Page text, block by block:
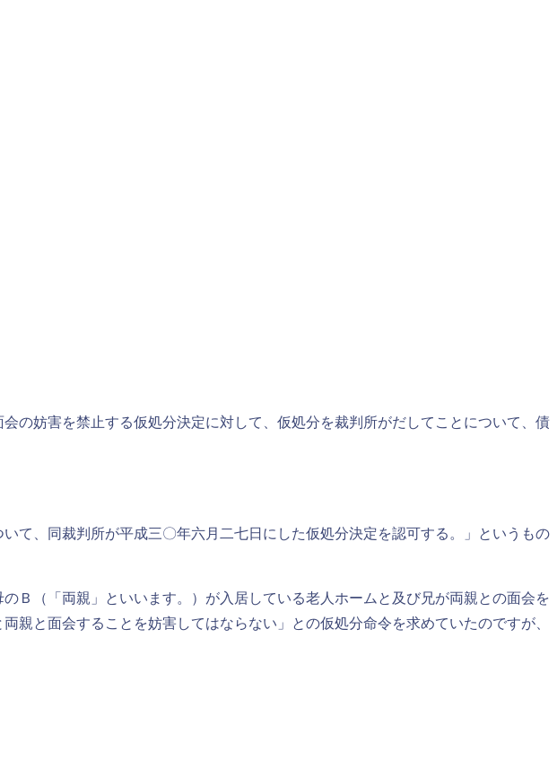
の妨害を禁止する仮処分決定に対して、仮処分を裁判所がだしてことについて、債
て、同裁判所が平成三〇年六月二七日にした仮処分決定を認可する。」というもの
Ｂ（「両親」といいます。）が入居している老人ホームと及び兄が両親との面会を
と面会することを妨害してはならない」との仮処分命令を求めていたのですが、